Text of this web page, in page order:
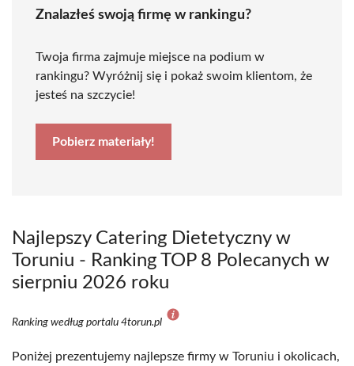
Znalazłeś swoją firmę w rankingu?
Twoja firma zajmuje miejsce na podium w
rankingu? Wyróżnij się i pokaż swoim klientom, że
jesteś na szczycie!
Pobierz materiały!
Najlepszy Catering Dietetyczny w
Toruniu - Ranking TOP 8 Polecanych w
sierpniu 2026 roku
Ranking według portalu 4torun.pl
Poniżej prezentujemy najlepsze firmy w Toruniu i okolicach,